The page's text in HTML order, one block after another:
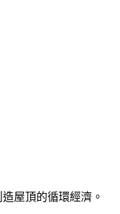
屋頂的循環經濟。